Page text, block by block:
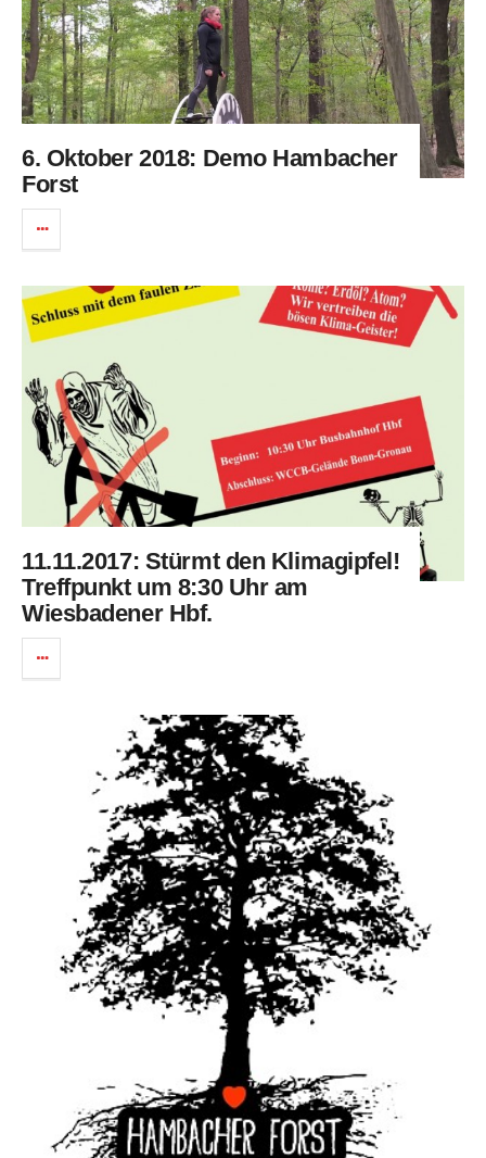
6. Oktober 2018: Demo Hambacher
Forst
11.11.2017: Stürmt den Klimagipfel!
Treffpunkt um 8:30 Uhr am
Wiesbadener Hbf.